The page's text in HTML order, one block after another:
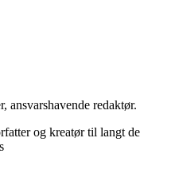
ansvarshavende redaktør.
og kreatør til langt de